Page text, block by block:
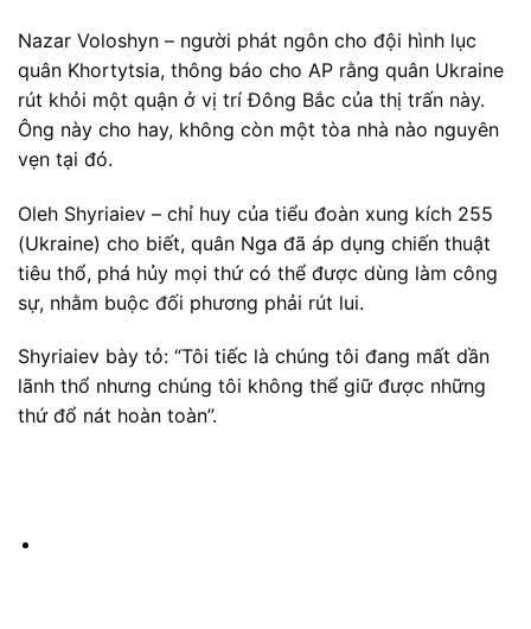
Nazar Voloshyn – người phát ngôn cho đội hình lục
quân Khortytsia, thông báo cho AP rằng quân Ukraine
rút khỏi một quận ở vị trí Đông Bắc của thị trấn này.
Ông này cho hay, không còn một tòa nhà nào nguyên
vẹn tại đó.
Oleh Shyriaiev – chỉ huy của tiểu đoàn xung kích 255
(Ukraine) cho biết, quân Nga đã áp dụng chiến thuật
tiêu thổ, phá hủy mọi thứ có thể được dùng làm công
sự, nhằm buộc đối phương phải rút lui.
Shyriaiev bày tỏ: “Tôi tiếc là chúng tôi đang mất dần
lãnh thổ nhưng chúng tôi không thể giữ được những
thứ đổ nát hoàn toàn”.